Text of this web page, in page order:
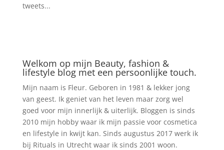
tweets...
Welkom op mijn Beauty, fashion &
lifestyle blog met een persoonlijke touch.
Mijn naam is Fleur. Geboren in 1981 & lekker jong
van geest. Ik geniet van het leven maar zorg wel
goed voor mijn innerlijk & uiterlijk. Bloggen is sinds
2010 mijn hobby waar ik mijn passie voor cosmetica
en lifestyle in kwijt kan. Sinds augustus 2017 werk ik
bij Rituals in Utrecht waar ik sinds 2001 woon.